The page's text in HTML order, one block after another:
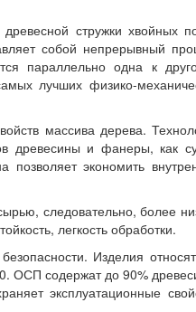
стружки хвойных
собой непрерывный
параллельно одна к
лучших физико-
массива дерева.
древесины и фанеры, как
экономить
следовательно, более
легкость обработки.
Изделия
ОСП содержат до 90%
эксплуатационные